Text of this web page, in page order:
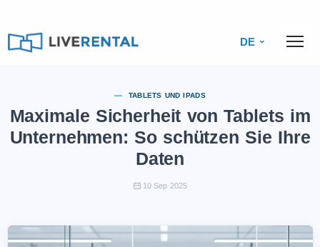
DE
TABLETS UND IPADS
Maximale Sicherheit von Tablets im
Unternehmen: So schützen Sie Ihre
Daten
10 Sep 2025